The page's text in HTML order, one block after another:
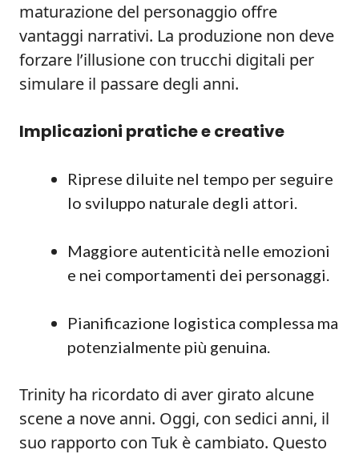
maturazione del personaggio offre
vantaggi narrativi. La produzione non deve
forzare l’illusione con trucchi digitali per
simulare il passare degli anni.
Implicazioni pratiche e creative
Riprese diluite nel tempo per seguire
lo sviluppo naturale degli attori.
Maggiore autenticità nelle emozioni
e nei comportamenti dei personaggi.
Pianificazione logistica complessa ma
potenzialmente più genuina.
Trinity ha ricordato di aver girato alcune
scene a nove anni. Oggi, con sedici anni, il
suo rapporto con Tuk è cambiato. Questo